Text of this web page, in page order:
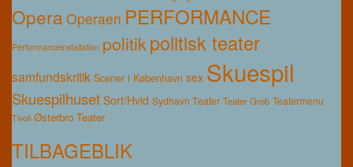
Opera Operaen PERFORMANCE
Performanceinstallation politikpolitisk teater
samfundskritik Scener i København sex Skuespil
Skuespilhuset Sort/Hvid Sydhavn Teater Teater Grob Teatermenu
Tivoli Østerbro Teater
TILBAGEBLIK